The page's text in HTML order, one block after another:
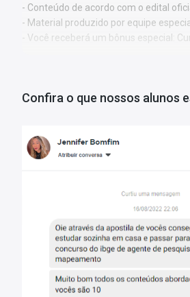
- Conteúdo de acordo com o edital
- Material produzido por equipe
- Você receberá um bônus especial:
Este material não se limita à
Conhecimentos do Distrito Federal
Política para Mulheres
Legislação e Noções de Primeiros
Gestão e Marcos Normativos da
Programas
Benefícios E Instrumentos
Conhecimentos Específicos
Informações Sobre o Concurso
Vagas: 47 Vagas
Confira o que nossos alunos